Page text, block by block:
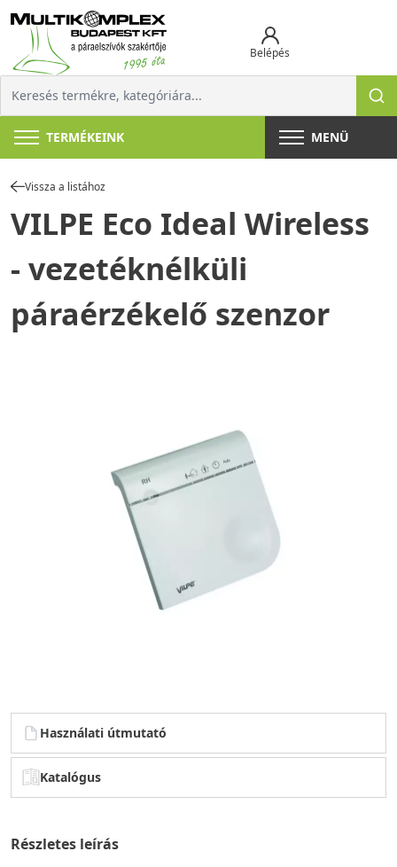
Belépés
TERMÉKEINK MENÜ
Vissza a listához
VILPE Eco Ideal Wireless
- vezetéknélküli
páraérzékelő szenzor
Használati útmutató
Katalógus
Részletes leírás